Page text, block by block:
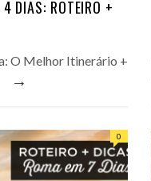
4 DIAS: ROTEIRO +
O Melhor Itinerário +
→
0